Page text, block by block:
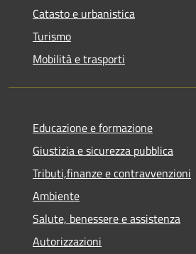
Catasto e urbanistica
Turismo
Mobilità e trasporti
Educazione e formazione
Giustizia e sicurezza pubblica
Tributi,finanze e contravvenzioni
Ambiente
Salute, benessere e assistenza
Autorizzazioni